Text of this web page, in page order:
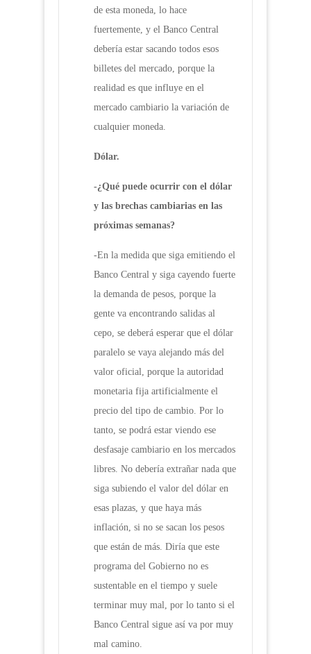
de esta moneda, lo hace
fuertemente, y el Banco Central
debería estar sacando todos esos
billetes del mercado, porque la
realidad es que influye en el
mercado cambiario la variación de
cualquier moneda.
Dólar.
-¿Qué puede ocurrir con el dólar
y las brechas cambiarias en las
próximas semanas?
-En la medida que siga emitiendo el
Banco Central y siga cayendo fuerte
la demanda de pesos, porque la
gente va encontrando salidas al
cepo, se deberá esperar que el dólar
paralelo se vaya alejando más del
valor oficial, porque la autoridad
monetaria fija artificialmente el
precio del tipo de cambio. Por lo
tanto, se podrá estar viendo ese
desfasaje cambiario en los mercados
libres. No debería extrañar nada que
siga subiendo el valor del dólar en
esas plazas, y que haya más
inflación, si no se sacan los pesos
que están de más. Diría que este
programa del Gobierno no es
sustentable en el tiempo y suele
terminar muy mal, por lo tanto si el
Banco Central sigue así va por muy
mal camino.